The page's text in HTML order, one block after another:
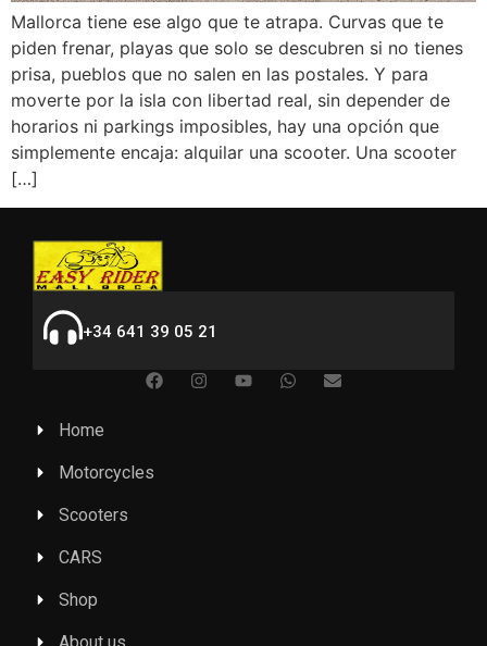
Mallorca tiene ese algo que te atrapa. Curvas que te
piden frenar, playas que solo se descubren si no tienes
prisa, pueblos que no salen en las postales. Y para
moverte por la isla con libertad real, sin depender de
horarios ni parkings imposibles, hay una opción que
simplemente encaja: alquilar una scooter. Una scooter
[…]
+34 641 39 05 21
Home
Motorcycles
Scooters
CARS
Shop
About us